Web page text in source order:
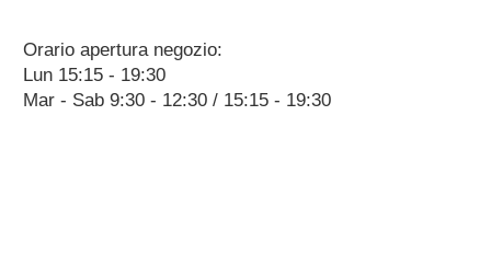
Orario apertura negozio:
Lun 15:15 - 19:30
Mar - Sab 9:30 - 12:30 / 15:15 - 19:30